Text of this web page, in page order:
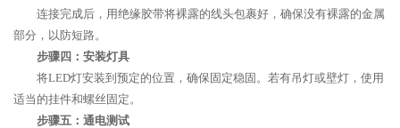
连接完成后，用绝缘胶带将裸露的线头包裹好，确保没有裸露的金属
部分，以防短路。
步骤四：安装灯具
将LED灯安装到预定的位置，确保固定稳固。若有吊灯或壁灯，使用
适当的挂件和螺丝固定。
步骤五：通电测试